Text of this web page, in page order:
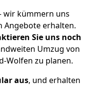
wir kümmern uns
Angebote erhalten.
Sie uns noch
Umzug von
Wolfen zu planen.
aus, und erhalten